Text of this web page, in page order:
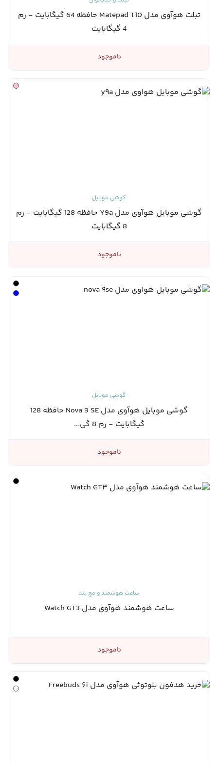
تبلت هوآوی مدل Matepad T10 حافظه 64 گیگابایت - رم
4 گیگابایت
ناموجود
گوشی موبایل
گوشی موبایل هوآوی مدل Y9a حافظه 128 گیگابایت - رم
8 گیگابایت
ناموجود
گوشی موبایل
گوشی موبایل هوآوی مدل Nova 9 SE حافظه 128
گیگابایت - رم 8 گی...
ناموجود
ساعت هوشمند و مچ بند
ساعت هوشمند هوآوی مدل Watch GT3
ناموجود